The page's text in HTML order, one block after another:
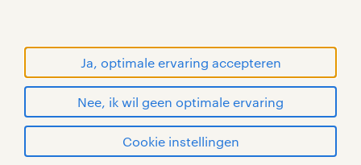
Ja, optimale ervaring accepteren
Nee, ik wil geen optimale ervaring
Cookie instellingen
handelsmerken van Randstad N.V.
© Randstad 2026